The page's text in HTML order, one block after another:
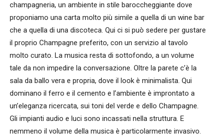
champagneria, un ambiente in stile baroccheggiante dove
proponiamo una carta molto più simile a quella di un wine bar
che a quella di una discoteca. Qui ci si può sedere per gustare
il proprio Champagne preferito, con un servizio al tavolo
molto curato. La musica resta di sottofondo, a un volume
tale da non impedire la conversazione. Oltre la parete c’è la
sala da ballo vera e propria, dove il look è minimalista. Qui
dominano il ferro e il cemento e l’ambiente è improntato a
un’eleganza ricercata, sui toni del verde e dello Champagne.
Gli impianti audio e luci sono incassati nella struttura. E
nemmeno il volume della musica è particolarmente invasivo.